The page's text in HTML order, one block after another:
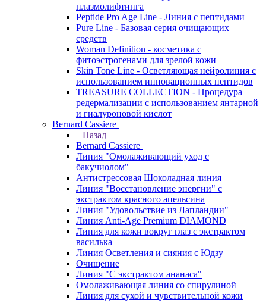
плазмолифтинга
Peptide Pro Age Line - Линия с пептидами
Pure Line - Базовая серия очищающих
средств
Woman Definition - косметика с
фитоэстрогенами для зрелой кожи
Skin Tone Line - Осветляющая нейролиния с
использованием инновационных пептидов
TREASURE COLLECTION - Процедура
редермализации с использованием янтарной
и гиалуроновой кислот
Bernard Cassiere
Назад
Bernard Cassiere
Линия "Омолаживающий уход с
бакучиолом"
Антистрессовая Шоколадная линия
Линия "Восстановление энергии" с
экстрактом красного апельсина
Линия "Удовольствие из Лапландии"
Линия Anti-Age Premium DIAMOND
Линия для кожи вокруг глаз с экстрактом
василька
Линия Осветления и сияния с Юдзу
Очищение
Линия "С экстрактом ананаса"
Омолаживающая линия со спирулиной
Линия для сухой и чувствительной кожи